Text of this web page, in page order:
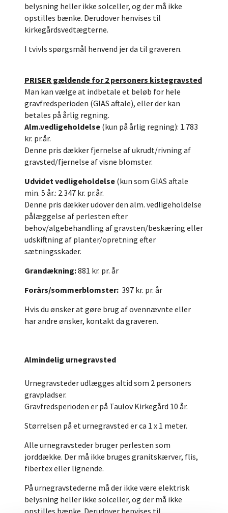
belysning heller ikke solceller, og der må ikke
opstilles bænke. Derudover henvises til
kirkegårdsvedtægterne.
I tvivls spørgsmål henvend jer da til graveren.
PRISER gældende for 2 personers kistegravsted
Man kan vælge at indbetale et beløb for hele
gravfredsperioden (GIAS aftale), eller der kan
betales på årlig regning.
Alm.vedligeholdelse (kun på årlig regning): 1.783
kr. pr.år.
Denne pris dækker fjernelse af ukrudt/rivning af
gravsted/fjernelse af visne blomster.
Udvidet vedligeholdelse (kun som GIAS aftale
min. 5 år.: 2.347 kr. pr.år.
Denne pris dækker udover den alm. vedligeholdelse
pålæggelse af perlesten efter
behov/algebehandling af gravsten/beskæring eller
udskiftning af planter/opretning efter
sætningsskader.
Grandækning:881 kr. pr. år
Forårs/sommerblomster: 397 kr. pr. år
Hvis du ønsker at gøre brug af ovennævnte eller
har andre ønsker, kontakt da graveren.
Almindelig urnegravsted
Urnegravsteder udlægges altid som 2 personers
gravpladser.
Gravfredsperioden er på Taulov Kirkegård 10 år.
Størrelsen på et urnegravsted er ca 1 x 1 meter.
Alle urnegravsteder bruger perlesten som
jorddække. Der må ikke bruges granitskærver, flis,
fibertex eller lignende.
På urnegravstederne må der ikke være elektrisk
belysning heller ikke solceller, og der må ikke
opstilles bænke. Derudover henvises til